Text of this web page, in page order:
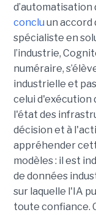
d’automatisation
conclu un accord
spécialiste en
l’industrie,
numéraire,
industrielle et
celui d'exécution
l'état des
décision et à
appréhender
modèles : il est
de données
sur laquelle l'IA
toute confiance.